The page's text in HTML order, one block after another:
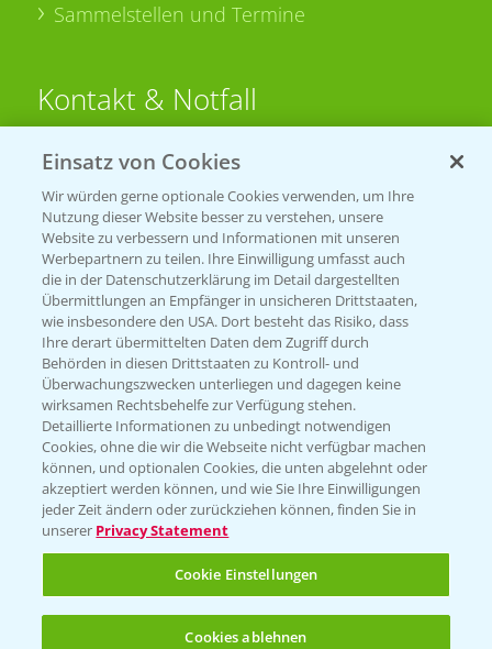
Sammelstellen und Termine
Kontakt & Notfall
Beratung auf WhatsApp
T.+49 (0)174 346 564 1
KONTAKT
Hilfe in Notfällen
T.+49 (0)214/30-20220
Folgen Sie uns
Einsatz von Cookies
Wir würden gerne optionale Cookies verwenden, um Ihre
Nutzung dieser Website besser zu verstehen, unsere
Website zu verbessern und Informationen mit unseren
Werbepartnern zu teilen. Ihre Einwilligung umfasst auch
die in der Datenschutzerklärung im Detail dargestellten
Übermittlungen an Empfänger in unsicheren Drittstaaten,
wie insbesondere den USA. Dort besteht das Risiko, dass
Ihre derart übermittelten Daten dem Zugriff durch
Behörden in diesen Drittstaaten zu Kontroll- und
Überwachungszwecken unterliegen und dagegen keine
wirksamen Rechtsbehelfe zur Verfügung stehen.
Detaillierte Informationen zu unbedingt notwendigen
Cookies, ohne die wir die Webseite nicht verfügbar machen
können, und optionalen Cookies, die unten abgelehnt oder
akzeptiert werden können, und wie Sie Ihre Einwilligungen
jeder Zeit ändern oder zurückziehen können, finden Sie in
unserer Privacy Statement
Cookie Einstellungen
Cookies ablehnen